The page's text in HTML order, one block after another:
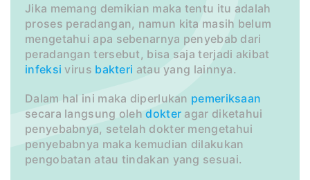
Jika memang demikian maka tentu itu adalah
proses peradangan, namun kita masih belum
mengetahui apa sebenarnya penyebab dari
peradangan tersebut, bisa saja terjadi akibat
infeksi virus bakteri atau yang lainnya.
Dalam hal ini maka diperlukan pemeriksaan
secara langsung olehdokter agar diketahui
penyebabnya, setelah dokter mengetahui
penyebabnya maka kemudian dilakukan
pengobatan atau tindakan yang sesuai.